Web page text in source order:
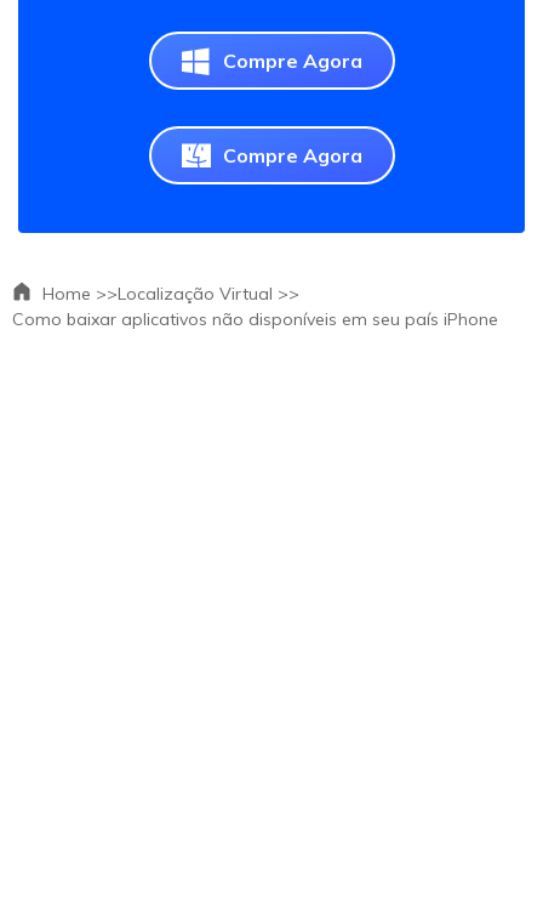
Compre Agora
Compre Agora
Home >>Localização Virtual >>
Como baixar aplicativos não disponíveis em seu país iPhone